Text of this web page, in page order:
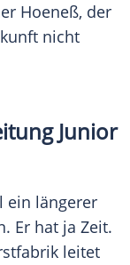
Hoeneß, der
nicht
Junior
ein längerer
Er hat ja Zeit.
leitet